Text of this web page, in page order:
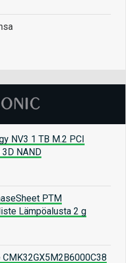
NV3 1 TB M.2 PCI
NAND
PTM
Lämpöalusta 2 g